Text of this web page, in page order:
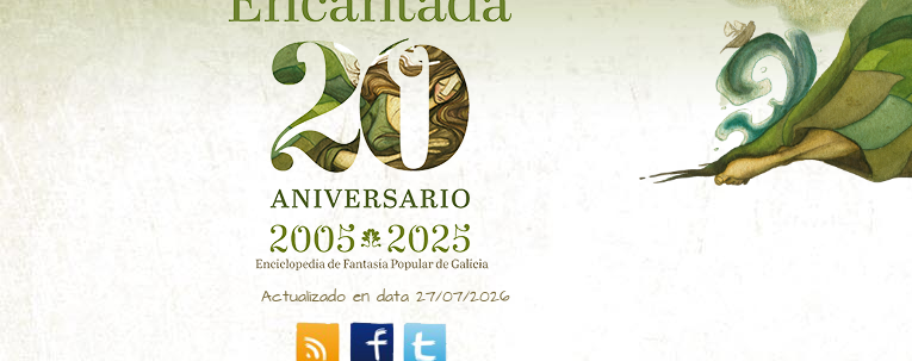
Actualizado en data 27/07/2026